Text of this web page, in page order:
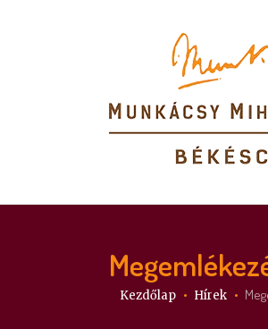
Itt vagy:
Kezdőlap Hírek